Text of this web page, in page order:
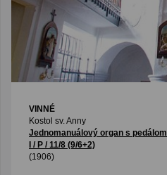
VINNÉ
Kostol sv. Anny
Jednomanuálový organ s pedálom
I / P / 11/8 (9/6+2)
(1906)